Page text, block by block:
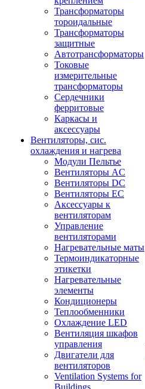
Трансформаторы
тороидальные
Трансформаторы
защитные
Автотрансформаторы
Токовые
измерительные
трансформаторы
Сердечники
ферритовые
Каркасы и
аксессуары
Вентиляторы, сис.
охлаждения и нагрева
Модули Пельтье
Вентиляторы AC
Вентиляторы DC
Вентиляторы EC
Аксессуары к
вентиляторам
Управление
вентиляторами
Нагревательные маты
Термоиндикаторные
этикетки
Нагревательные
элементы
Кондиционеры
Теплообменники
Охлаждение LED
Вентиляция шкафов
управления
Двигатели для
вентиляторов
Ventilation Systems for
Buildings